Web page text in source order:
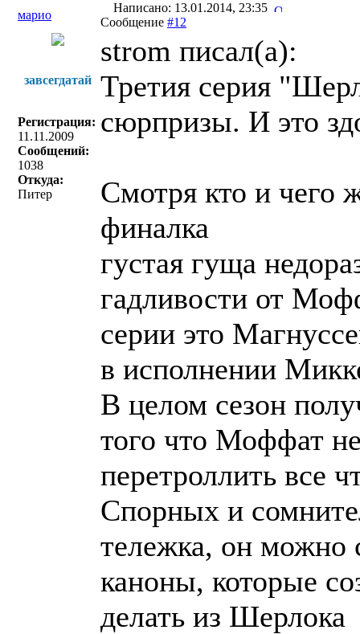
марио
Написано: 13.01.2014, 23:35
Сообщение #12
завсегдатай
Регистрация:
11.11.2009
Сообщений:
1038
Откуда:
Питер
strom писал(a):
Третия серия
сюрпризы. И это
Смотря кто и чего
финалка
густая гуща
гадливости от
серии это
в исполнении
В целом сезон
того что Моффат
перетроллить все
Спорных и
тележка, он можно
каноны, которые
делать из Шерлока